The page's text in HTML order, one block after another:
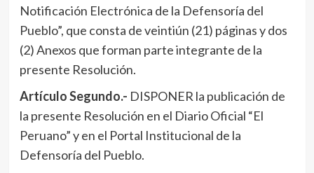
Notificación Electrónica de la Defensoría del
Pueblo”, que consta de veintiún (21) páginas y dos
(2) Anexos que forman parte integrante de la
presente Resolución.
Artículo Segundo.- DISPONER la publicación de
la presente Resolución en el Diario Oficial “El
Peruano” y en el Portal Institucional de la
Defensoría del Pueblo.